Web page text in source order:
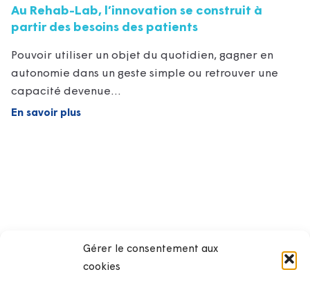
Gérer le consentement aux
cookies
Au Rehab-Lab, l’innovation se construit à
partir des besoins des patients
Pouvoir utiliser un objet du quotidien, gagner en
autonomie dans un geste simple ou retrouver une
capacité devenue…
En savoir plus